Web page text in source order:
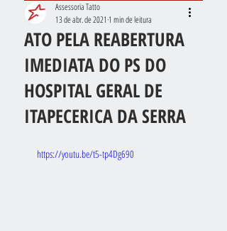
ATO PELA REABERTURA
IMEDIATA DO PS DO
HOSPITAL GERAL DE
ITAPECERICA DA SERRA
Assessoria Tatto
13 de abr. de 2021 1 min de leitura
https://youtu.be/t5-tp4Dg690